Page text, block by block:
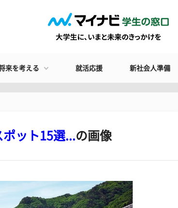
来を考える 就活応援 新社会人準備
ット15選...の画像